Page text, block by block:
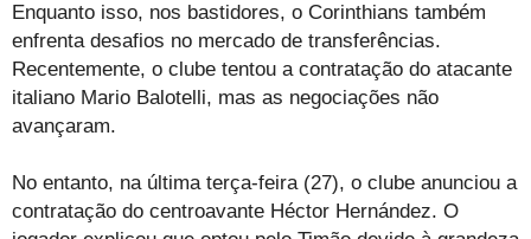
Enquanto isso, nos bastidores, o Corinthians também
enfrenta desafios no mercado de transferências.
Recentemente, o clube tentou a contratação do atacante
italiano Mario Balotelli, mas as negociações não
avançaram.
No entanto, na última terça-feira (27), o clube anunciou a
contratação do centroavante Héctor Hernández. O